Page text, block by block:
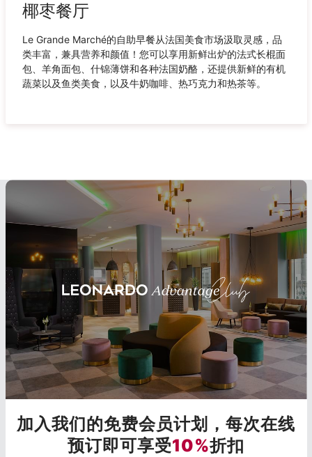
椰枣餐厅
Le Grande Marché的自助早餐从法国美食市场汲取灵感，品
类丰富，兼具营养和颜值！您可以享用新鲜出炉的法式长棍面
包、羊角面包、什锦薄饼和各种法国奶酪，还提供新鲜的有机
蔬菜以及鱼类美食，以及牛奶咖啡、热巧克力和热茶等。
加入我们的免费会员计划，每次在线
预订即可享受10%折扣